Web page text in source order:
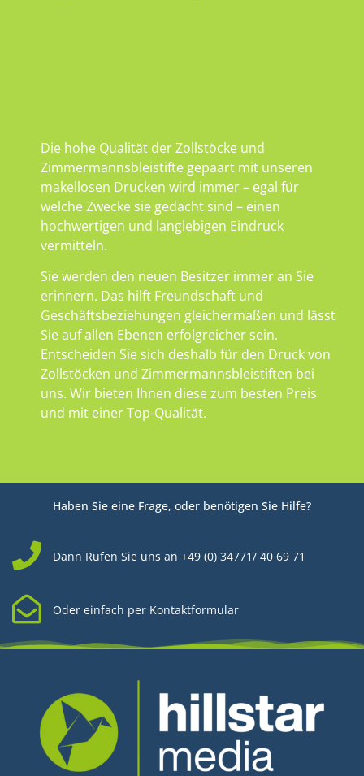
Die hohe Qualität der Zollstöcke und
Zimmermannsbleistifte gepaart mit unseren
makellosen Drucken wird immer – egal für
welche Zwecke sie gedacht sind – einen
hochwertigen und langlebigen Eindruck
vermitteln.
Sie werden den neuen Besitzer immer an Sie
erinnern. Das hilft Freundschaft und
Geschäftsbeziehungen gleichermaßen und lässt
Sie auf allen Ebenen erfolgreicher sein.
Entscheiden Sie sich deshalb für den Druck von
Zollstöcken und Zimmermannsbleistiften bei
uns. Wir bieten Ihnen diese zum besten Preis
und mit einer Top-Qualität.
Haben Sie eine Frage, oder benötigen Sie Hilfe?
Dann Rufen Sie uns an +49 (0) 34771/ 40 69 71
Oder einfach per Kontaktformular